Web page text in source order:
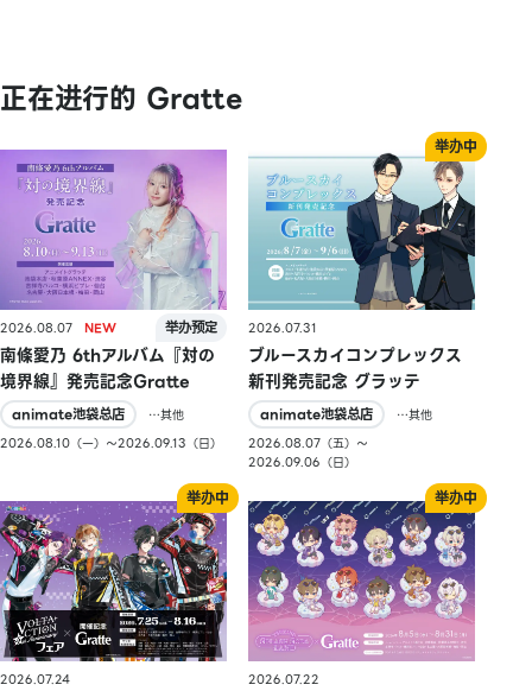
正在进行的 Gratte
2026.08.07
南條愛乃 6thアルバム『対の
境界線』発売記念Gratte
animate池袋总店
…其他
2026.08.10（一）〜2026.09.13（日）
2026.07.31
ブルースカイコンプレックス
新刊発売記念 グラッテ
animate池袋总店
…其他
2026.08.07（五）〜
2026.09.06（日）
2026.07.24 2026.07.22